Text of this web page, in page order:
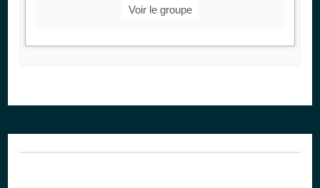
Voir le groupe